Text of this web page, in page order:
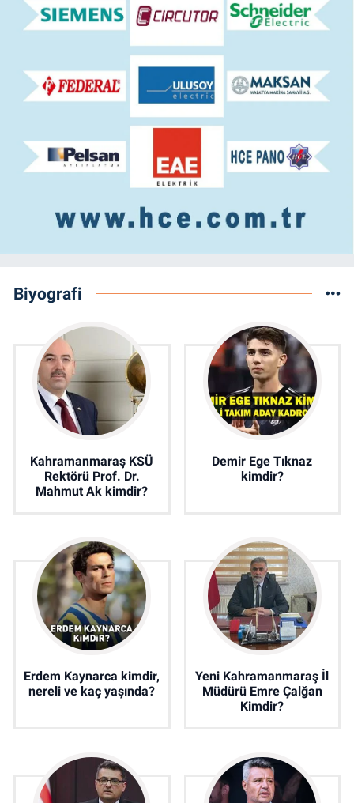
Biyografi
Kahramanmaraş KSÜ
Rektörü Prof. Dr.
Mahmut Ak kimdir?
Demir Ege Tıknaz
kimdir?
Erdem Kaynarca kimdir,
nereli ve kaç yaşında?
Yeni Kahramanmaraş İl
Müdürü Emre Çalğan
Kimdir?